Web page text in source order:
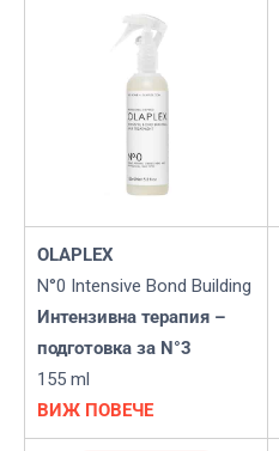
OLAPLEX
N°0 Intensive Bond Building
Интензивна терапия –
подготовка за N°3
155 ml
ВИЖ ПОВЕЧЕ